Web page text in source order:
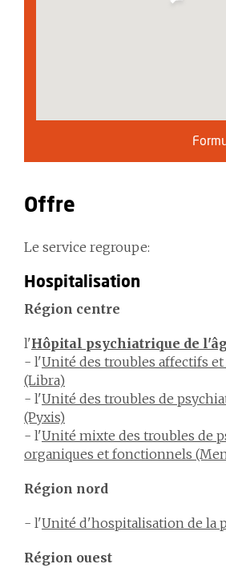
Offre
Le service regroupe:
Hospitalisation
Région centre
l'Hôpital psychiatrique de
- l'Unité des troubles affectifs
(Libra)
- l'Unité des troubles de
(Pyxis)
- l'Unité mixte des troubles de
organiques et fonctionnels
Région nord
- l'Unité d'hospitalisation de la
Région ouest